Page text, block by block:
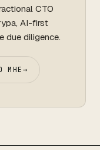
CTO
AI-first
due diligence.
МНЕ→